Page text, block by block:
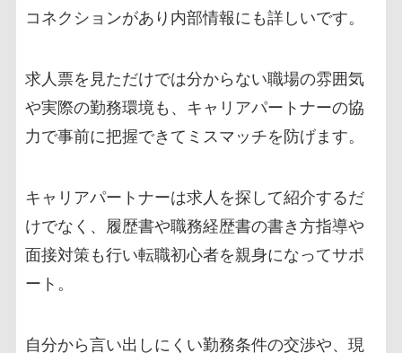
コネクションがあり内部情報にも詳しいです。
求人票を見ただけでは分からない職場の雰囲気
や実際の勤務環境も、キャリアパートナーの協
力で事前に把握できてミスマッチを防げます。
キャリアパートナーは求人を探して紹介するだ
けでなく、履歴書や職務経歴書の書き方指導や
面接対策も行い転職初心者を親身になってサポ
ート。
自分から言い出しにくい勤務条件の交渉や、現